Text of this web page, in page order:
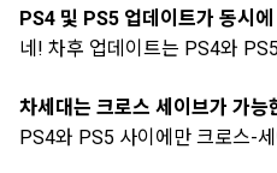
PS4 및 PS5 업데이트가 동시
네! 차후 업데이트는 PS4와
차세대는 크로스 세이브가 가능
PS4와 PS5 사이에만 크로스-